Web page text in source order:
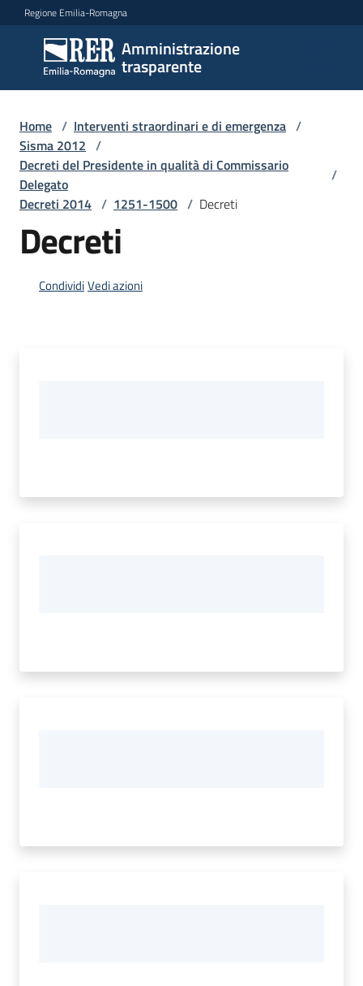
Vai al contenuto
Vai alla navigazione
Vai al footer
Regione Emilia-Romagna
Amministrazione
trasparente
Amministrazione
trasparente
Sottosezioni
Accesso
Home / Interventi straordinari e di emergenza /
Sisma 2012 /
Decreti del Presidente in qualità di Commissario
Delegato
/
Decreti 2014 / 1251-1500 / Decreti
Decreti
CondividiVedi azioni